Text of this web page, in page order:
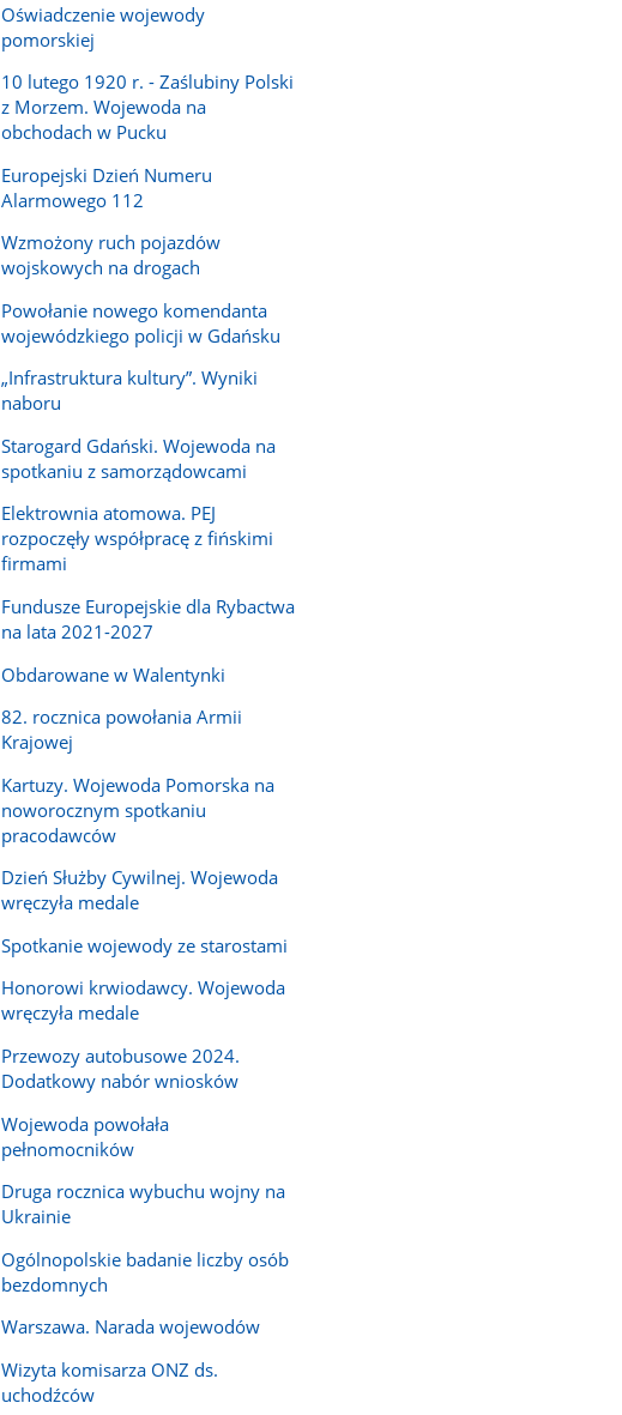
Oświadczenie wojewody
pomorskiej
10 lutego 1920 r. - Zaślubiny Polski
z Morzem. Wojewoda na
obchodach w Pucku
Europejski Dzień Numeru
Alarmowego 112
Wzmożony ruch pojazdów
wojskowych na drogach
Powołanie nowego komendanta
wojewódzkiego policji w Gdańsku
„Infrastruktura kultury”. Wyniki
naboru
Starogard Gdański. Wojewoda na
spotkaniu z samorządowcami
Elektrownia atomowa. PEJ
rozpoczęły współpracę z fińskimi
firmami
Fundusze Europejskie dla Rybactwa
na lata 2021-2027
Obdarowane w Walentynki
82. rocznica powołania Armii
Krajowej
Kartuzy. Wojewoda Pomorska na
noworocznym spotkaniu
pracodawców
Dzień Służby Cywilnej. Wojewoda
wręczyła medale
Spotkanie wojewody ze starostami
Honorowi krwiodawcy. Wojewoda
wręczyła medale
Przewozy autobusowe 2024.
Dodatkowy nabór wniosków
Wojewoda powołała
pełnomocników
Druga rocznica wybuchu wojny na
Ukrainie
Ogólnopolskie badanie liczby osób
bezdomnych
Warszawa. Narada wojewodów
Wizyta komisarza ONZ ds.
uchodźców